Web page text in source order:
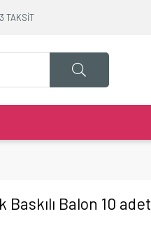
TAKSİT
Balon 10 adet